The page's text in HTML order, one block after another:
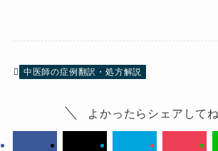
中医師の症例翻訳・処方解説
よかったらシェアしてね